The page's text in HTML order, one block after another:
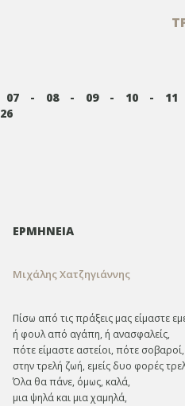
07 - 08 - 09 - 10 - 11
26
ΕΡΜΗΝΕΙΑ
Μιχάλης Χατζηγιάννης
Πίσω από τις πράξεις μας είμαστε
ή φουλ από αγάπη, ή ανασφαλείς,
πότε είμαστε αστείοι, πότε σοβαροί,
στην τρελή ζωή, εμείς δυο φορές
Όλα θα πάνε, όμως, καλά,
μια ψηλά και μια χαμηλά,